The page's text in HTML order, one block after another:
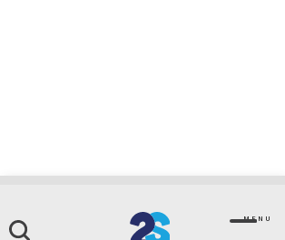
MENU
Institucional